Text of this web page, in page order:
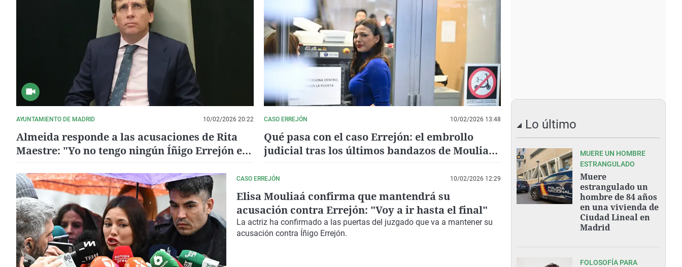
AYUNTAMIENTO DE MADRID 10/02/2026 20:22
Almeida responde a las acusaciones de Rita
Maestre: "Yo no tengo ningún Íñigo Errejón en
CASO ERREJÓN 10/02/2026 13:48
Qué pasa con el caso Errejón: el embrollo
judicial tras los últimos bandazos de Mouliaá
CASO ERREJÓN 10/02/2026 12:29
Elisa Mouliaá confirma que mantendrá su
acusación contra Errejón: "Voy a ir hasta el final"
La actriz ha confirmado a las puertas del juzgado que va a mantener su
acusación contra Íñigo Errejón.
Lo último
MUERE UN HOMBRE
ESTRANGULADO
Muere
estrangulado un
hombre de 84 años
en una vivienda de
Ciudad Lineal en
Madrid
FOLOSOFÍA PARA